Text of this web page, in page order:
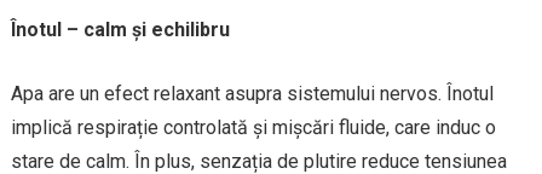
Înotul – calm și echilibru
Apa are un efect relaxant asupra sistemului nervos. Înotul
implică respirație controlată și mișcări fluide, care induc o
stare de calm. În plus, senzația de plutire reduce tensiunea